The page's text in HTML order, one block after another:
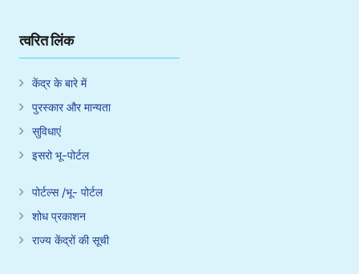
त्वरित लिंक
केंद्र के बारे में
पुरस्कार और मान्यता
सुविधाएं
इसरो भू-पोर्टल
पोर्टल्स /भू- पोर्टल
शोध प्रकाशन
राज्य केंद्रों की सूची